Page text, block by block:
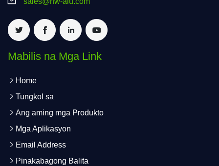
Mabilis na Mga Link
Home
Tungkol sa
Ang aming mga Produkto
Mga Aplikasyon
Email Address
Pinakabagong Balita